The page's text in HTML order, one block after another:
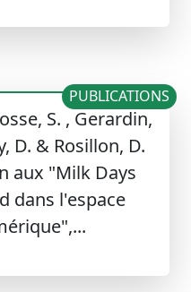
S. , Gerardin,
D. & Rosillon, D.
aux "Milk Days
dans l'espace
PUBLICATIONS